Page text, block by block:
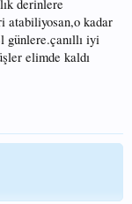
derinlere
atabiliyosan,o kadar
günlere.çanıllı iyi
elimde kaldı